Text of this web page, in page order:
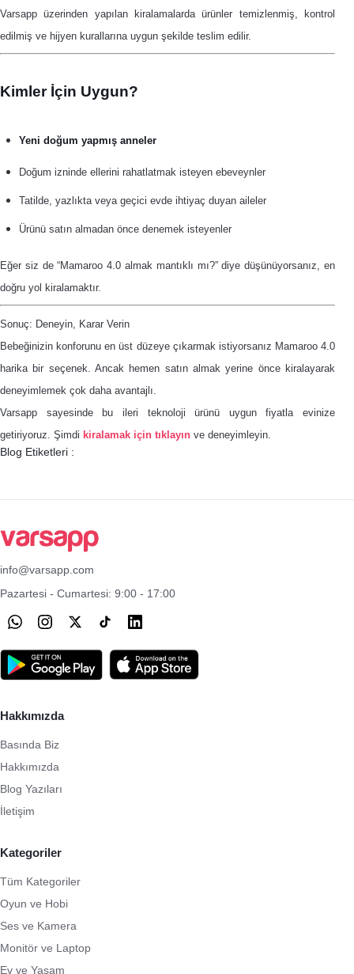
Varsapp üzerinden yapılan kiralamalarda ürünler temizlenmiş, kontrol
edilmiş ve hijyen kurallarına uygun şekilde teslim edilir.
Kimler İçin Uygun?
Yeni doğum yapmış anneler
Doğum izninde ellerini rahatlatmak isteyen ebeveynler
Tatilde, yazlıkta veya geçici evde ihtiyaç duyan aileler
Ürünü satın almadan önce denemek isteyenler
Eğer siz de “Mamaroo 4.0 almak mantıklı mı?” diye düşünüyorsanız, en
doğru yol kiralamaktır.
Sonuç: Deneyin, Karar Verin
Bebeğinizin konforunu en üst düzeye çıkarmak istiyorsanız Mamaroo 4.0
harika bir seçenek. Ancak hemen satın almak yerine önce kiralayarak
deneyimlemek çok daha avantajlı.
Varsapp sayesinde bu ileri teknoloji ürünü uygun fiyatla evinize
getiriyoruz. Şimdi kiralamak için tıklayın ve deneyimleyin.
Blog Etiketleri :
info@varsapp.com
Pazartesi - Cumartesi: 9:00 - 17:00
Hakkımızda
Basında Biz
Hakkımızda
Blog Yazıları
İletişim
Kategoriler
Tüm Kategoriler
Oyun ve Hobi
Ses ve Kamera
Monitör ve Laptop
Ev ve Yaşam